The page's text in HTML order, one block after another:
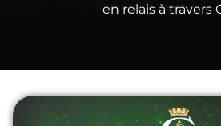
en relais à travers